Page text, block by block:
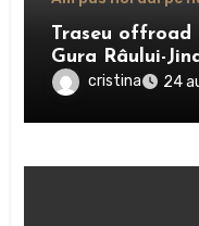
Traseu offroad
Gura Râului-
cristina 24